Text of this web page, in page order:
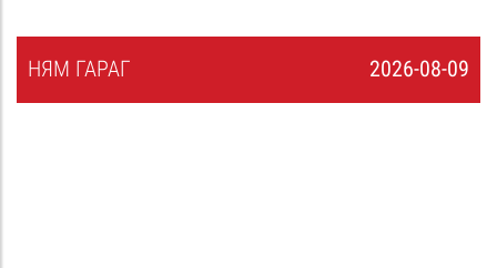
2026-08-09
НЯМ ГАРАГ